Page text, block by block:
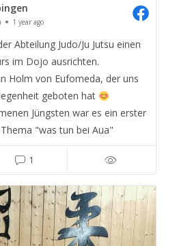
1 year ago
Abteilung Judo/Ju Jutsu einen
im Dojo ausrichten.
Holm von Eufomeda, der uns
geboten hat
Jüngsten war es ein erster
"was tun bei Aua"
1